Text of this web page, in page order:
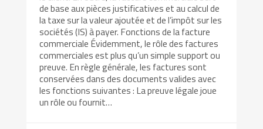
de base aux pièces justificatives et au calcul de
la taxe sur la valeur ajoutée et de l’impôt sur les
sociétés (IS) à payer. Fonctions de la facture
commerciale Évidemment, le rôle des factures
commerciales est plus qu’un simple support ou
preuve. En règle générale, les factures sont
conservées dans des documents valides avec
les fonctions suivantes : La preuve légale joue
un rôle ou fournit…